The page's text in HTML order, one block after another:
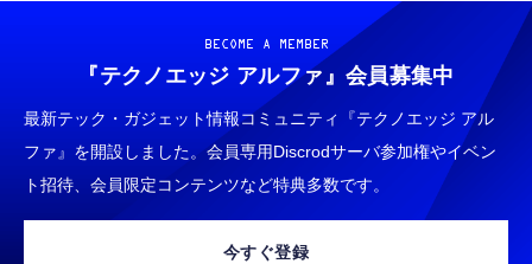
BECOME A MEMBER
『テクノエッジ アルファ』 会員募集中
最新テック・ガジェット情報コミュニティ『テクノエッジ アル
ファ』を開設しました。会員専用Discrodサーバ参加権やイベン
ト招待、会員限定コンテンツなど特典多数です。
今すぐ登録